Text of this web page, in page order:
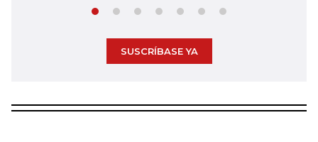
SUSCRÍBASE YA